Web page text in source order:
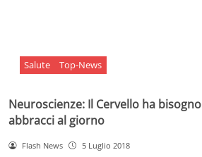
Salute Top-News
Neuroscienze: Il Cervello ha
abbracci al giorno
Flash News 5 Luglio 2018